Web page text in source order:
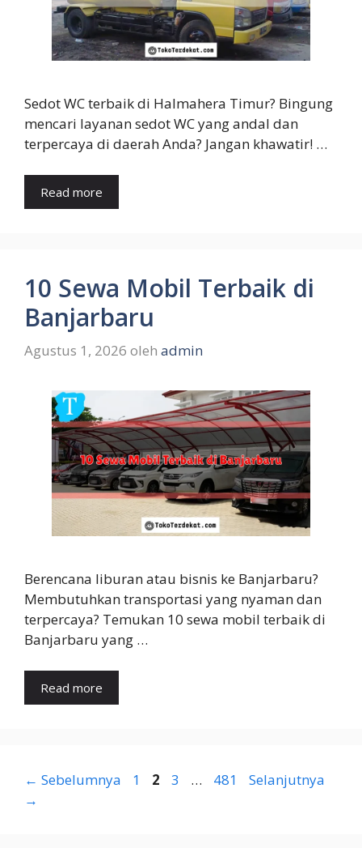
Sedot WC terbaik di Halmahera Timur? Bingung
mencari layanan sedot WC yang andal dan
terpercaya di daerah Anda? Jangan khawatir! …
Read more
10 Sewa Mobil Terbaik di
Banjarbaru
Agustus 1, 2026 oleh admin
Berencana liburan atau bisnis ke Banjarbaru?
Membutuhkan transportasi yang nyaman dan
terpercaya? Temukan 10 sewa mobil terbaik di
Banjarbaru yang …
Read more
← Sebelumnya Halaman
1 Halaman
2 Halaman
3 … Halaman
481
Selanjutnya
→